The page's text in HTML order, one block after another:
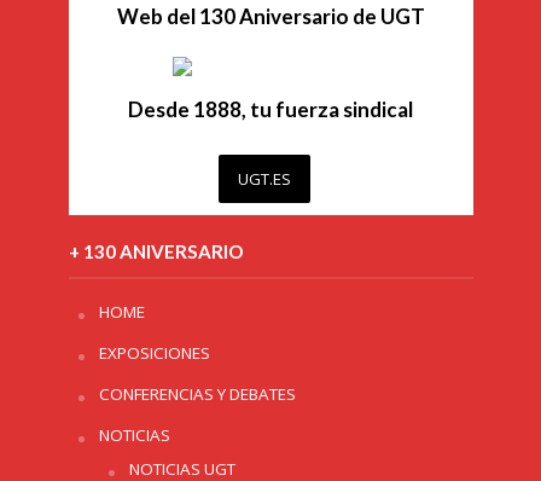
Web del 130 Aniversario de UGT
Desde 1888, tu fuerza sindical
UGT.ES
+ 130 ANIVERSARIO
HOME
EXPOSICIONES
CONFERENCIAS Y DEBATES
NOTICIAS
NOTICIAS UGT